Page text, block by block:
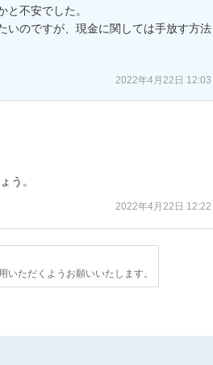
不安でした。
いのですが、現金に関しては手放す方法
2022年4月22日 12:03
う。
2022年4月22日 12:22
いただくようお願いいたします。